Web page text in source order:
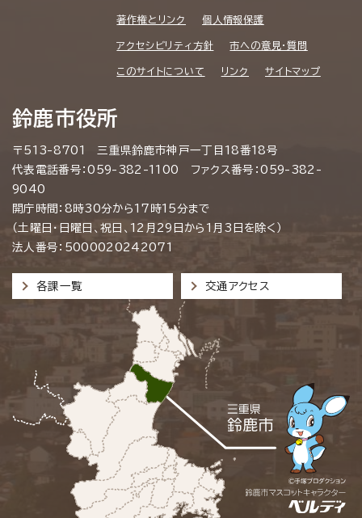
著作権とリンク 個人情報保護
アクセシビリティ方針 市への意見・質問
このサイトについて リンク サイトマップ
鈴鹿市役所
〒513-8701 三重県鈴鹿市神戸一丁目18番18号
代表電話番号：059-382-1100 ファクス番号：059-382-
9040
開庁時間：8時30分から17時15分まで
（土曜日・日曜日、祝日、12月29日から1月3日を除く）
法人番号：5000020242071
各課一覧 交通アクセス